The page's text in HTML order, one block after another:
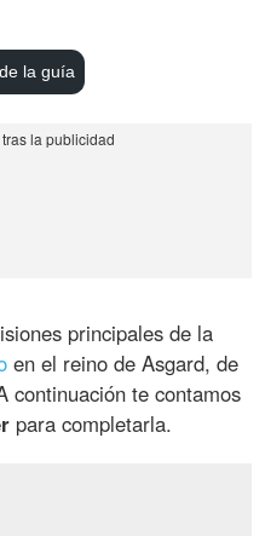
la guía
principales de la
en el reino de Asgard, de
continuación te contamos
para completarla.